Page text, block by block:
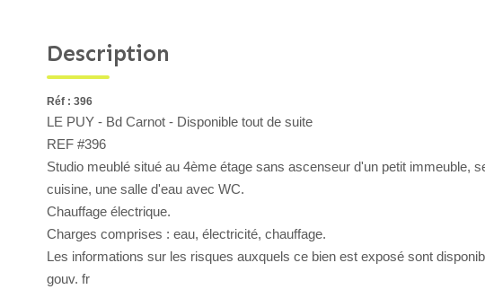
Description
Réf : 396
LE PUY - Bd Carnot - Disponible tout de suite
REF #396
Studio meublé situé au 4ème étage sans ascenseur d'un petit immeuble,
cuisine, une salle d'eau avec WC.
Chauffage électrique.
Charges comprises : eau, électricité, chauffage.
Les informations sur les risques auxquels ce bien est exposé sont
gouv. fr